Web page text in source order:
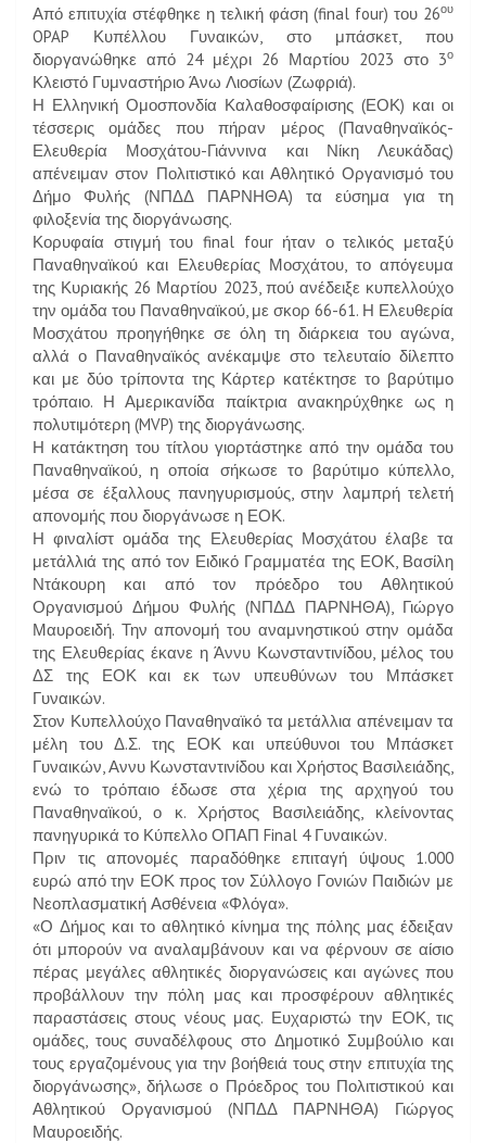
Από επιτυχία στέφθηκε η τελική φάση (final four) του 26ου
OPAP Κυπέλλου Γυναικών, στο μπάσκετ, που
διοργανώθηκε από 24 μέχρι 26 Μαρτίου 2023 στο 3ο
Κλειστό Γυμναστήριο Άνω Λιοσίων (Ζωφριά).
Η Ελληνική Ομοσπονδία Καλαθοσφαίρισης (ΕΟΚ) και οι
τέσσερις ομάδες που πήραν μέρος (Παναθηναϊκός-
Ελευθερία Μοσχάτου-Γιάννινα και Νίκη Λευκάδας)
απένειμαν στον Πολιτιστικό και Αθλητικό Οργανισμό του
Δήμο Φυλής (ΝΠΔΔ ΠΑΡΝΗΘΑ) τα εύσημα για τη
φιλοξενία της διοργάνωσης.
Κορυφαία στιγμή του final four ήταν ο τελικός μεταξύ
Παναθηναϊκού και Ελευθερίας Μοσχάτου, το απόγευμα
της Κυριακής 26 Μαρτίου 2023, πού ανέδειξε κυπελλούχο
την ομάδα του Παναθηναϊκού, με σκορ 66-61. Η Ελευθερία
Μοσχάτου προηγήθηκε σε όλη τη διάρκεια του αγώνα,
αλλά ο Παναθηναϊκός ανέκαμψε στο τελευταίο δίλεπτο
και με δύο τρίποντα της Κάρτερ κατέκτησε το βαρύτιμο
τρόπαιο. Η Αμερικανίδα παίκτρια ανακηρύχθηκε ως η
πολυτιμότερη (MVP) της διοργάνωσης.
Η κατάκτηση του τίτλου γιορτάστηκε από την ομάδα του
Παναθηναϊκού, η οποία σήκωσε το βαρύτιμο κύπελλο,
μέσα σε έξαλλους πανηγυρισμούς, στην λαμπρή τελετή
απονομής που διοργάνωσε η ΕΟΚ.
Η φιναλίστ ομάδα της Ελευθερίας Μοσχάτου έλαβε τα
μετάλλιά της από τον Ειδικό Γραμματέα της ΕΟΚ, Βασίλη
Ντάκουρη και από τον πρόεδρο του Αθλητικού
Οργανισμού Δήμου Φυλής (ΝΠΔΔ ΠΑΡΝΗΘΑ), Γιώργο
Μαυροειδή. Την απονομή του αναμνηστικού στην ομάδα
της Ελευθερίας έκανε η Άννυ Κωνσταντινίδου, μέλος του
ΔΣ της ΕΟΚ και εκ των υπευθύνων του Μπάσκετ
Γυναικών.
Στον Κυπελλούχο Παναθηναϊκό τα μετάλλια απένειμαν τα
μέλη του Δ.Σ. της ΕΟΚ και υπεύθυνοι του Μπάσκετ
Γυναικών, Αννυ Κωνσταντινίδου και Χρήστος Βασιλειάδης,
ενώ το τρόπαιο έδωσε στα χέρια της αρχηγού του
Παναθηναϊκού, ο κ. Χρήστος Βασιλειάδης, κλείνοντας
πανηγυρικά το Κύπελλο ΟΠΑΠ Final 4 Γυναικών.
Πριν τις απονομές παραδόθηκε επιταγή ύψους 1.000
ευρώ από την ΕΟΚ προς τον Σύλλογο Γονιών Παιδιών με
Νεοπλασματική Ασθένεια «Φλόγα».
«Ο Δήμος και το αθλητικό κίνημα της πόλης μας έδειξαν
ότι μπορούν να αναλαμβάνουν και να φέρνουν σε αίσιο
πέρας μεγάλες αθλητικές διοργανώσεις και αγώνες που
προβάλλουν την πόλη μας και προσφέρουν αθλητικές
παραστάσεις στους νέους μας. Ευχαριστώ την ΕΟΚ, τις
ομάδες, τους συναδέλφους στο Δημοτικό Συμβούλιο και
τους εργαζομένους για την βοήθειά τους στην επιτυχία της
διοργάνωσης», δήλωσε ο Πρόεδρος του Πολιτιστικού και
Αθλητικού Οργανισμού (ΝΠΔΔ ΠΑΡΝΗΘΑ) Γιώργος
Μαυροειδής.